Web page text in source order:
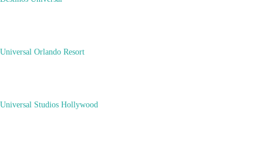
Universal Orlando Resort
Universal Studios Hollywood